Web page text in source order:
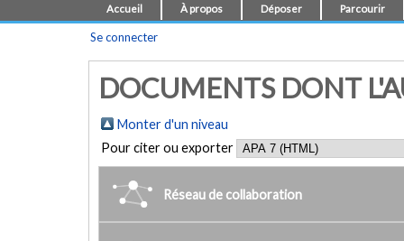
Accueil À propos Déposer Parcourir
Se connecter
DOCUMENTS DONT
Monter d'un niveau
Pour citer ou exporter
Réseau de collaboration